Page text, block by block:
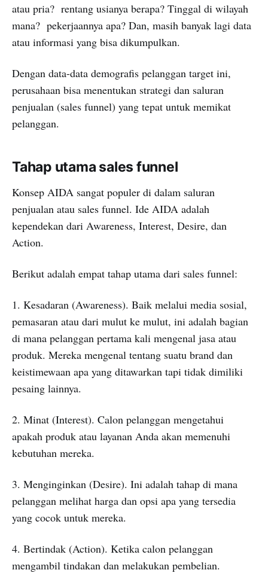
atau pria? rentang usianya berapa? Tinggal di wilayah
mana? pekerjaannya apa? Dan, masih banyak lagi data
atau informasi yang bisa dikumpulkan.
Dengan data-data demografis pelanggan target ini,
perusahaan bisa menentukan strategi dan saluran
penjualan (sales funnel) yang tepat untuk memikat
pelanggan.
Tahap utama sales funnel
Konsep AIDA sangat populer di dalam saluran
penjualan atau sales funnel. Ide AIDA adalah
kependekan dari Awareness, Interest, Desire, dan
Action.
Berikut adalah empat tahap utama dari sales funnel:
1. Kesadaran (Awareness). Baik melalui media sosial,
pemasaran atau dari mulut ke mulut, ini adalah bagian
di mana pelanggan pertama kali mengenal jasa atau
produk. Mereka mengenal tentang suatu brand dan
keistimewaan apa yang ditawarkan tapi tidak dimiliki
pesaing lainnya.
2. Minat (Interest). Calon pelanggan mengetahui
apakah produk atau layanan Anda akan memenuhi
kebutuhan mereka.
3. Menginginkan (Desire). Ini adalah tahap di mana
pelanggan melihat harga dan opsi apa yang tersedia
yang cocok untuk mereka.
4. Bertindak (Action). Ketika calon pelanggan
mengambil tindakan dan melakukan pembelian.